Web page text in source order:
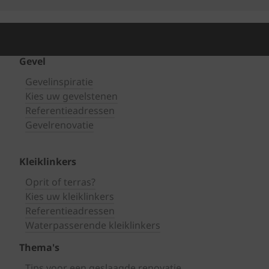
Gevel
Gevelinspiratie
Kies uw gevelstenen
Referentieadressen
Gevelrenovatie
Kleiklinkers
Oprit of terras?
Kies uw kleiklinkers
Referentieadressen
Waterpasserende kleiklinkers
Thema's